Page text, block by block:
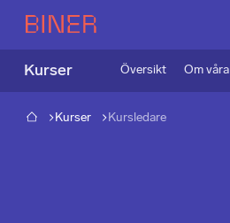
Kurser Översikt Om
Kurser Kursledare